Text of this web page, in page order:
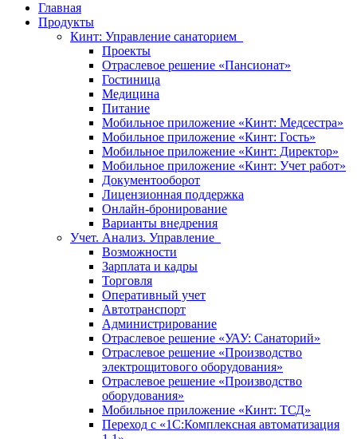
Главная
Продукты
Кинт: Управление санаторием
Проекты
Отраслевое решение «Пансионат»
Гостиница
Медицина
Питание
Мобильное приложение «Кинт: Медсестра»
Мобильное приложение «Кинт: Гость»
Мобильное приложение «Кинт: Директор»
Мобильное приложение «Кинт: Учет работ»
Документооборот
Лицензионная поддержка
Онлайн-бронирование
Варианты внедрения
Учет. Анализ. Управление
Возможности
Зарплата и кадры
Торговля
Оперативный учет
Автотранспорт
Администрирование
Отраслевое решение «УАУ: Санаторий»
Отраслевое решение «Производство
электрощитового оборудования»
Отраслевое решение «Производство
оборудования»
Мобильное приложение «Кинт: ТСД»
Переход с «1С:Комплексная автоматизация